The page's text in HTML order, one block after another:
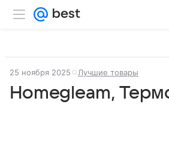
25 ноября 2025 Лучшие товары
Homegleam,